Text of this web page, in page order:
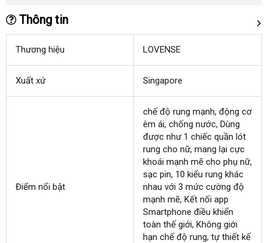
Thông tin
Thương hiệu LOVENSE
Xuất xứ Singapore
Điểm nổi bật
chế độ rung mạnhsửa
chữa
, động cơ
êm áichính
hãng
, chống nướcsử
dụng
, Dùng
khẩu
được như 1 chiếc quần lót
rung cho nữlớn
, mang lại cực
khoái mạnh mẽ cho phụ nữlấy
,
sạc pinthanh
toán
, 10 kiểu rung khác
nhau shop
với 3 mức cường độ
mạnh mẽbình
luận
, Kết nối app
Smartphone điều khiển
toàn thế giớinơi
bán
, Không giới
hạn chế độ rungvận
, tự thiết kế